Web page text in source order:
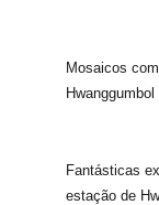
Mosaicos
Hwanggumbol
Fantásticas
estação de